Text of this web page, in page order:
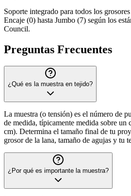
Soporte integrado para todos los
Encaje (0) hasta Jumbo (7) según los
Council.
Preguntas Frecuentes
¿Qué es la muestra en tejido?
La muestra (o tensión) es el número de
de medida, típicamente medida sobre un
cm). Determina el tamaño final de tu
grosor de la lana, tamaño de agujas y tu
¿Por qué es importante la muestra?